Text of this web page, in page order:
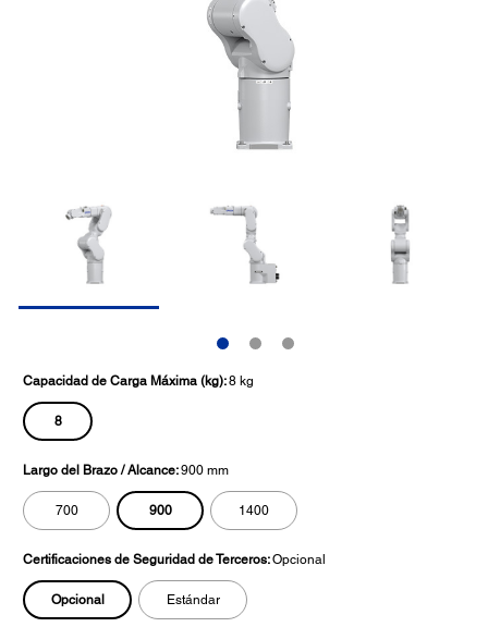
Capacidad de Carga Máxima (kg):8 kg
8
Largo del Brazo / Alcance:900 mm
700 900 1400
Certificaciones de Seguridad de Terceros:Opcional
Opcional Estándar